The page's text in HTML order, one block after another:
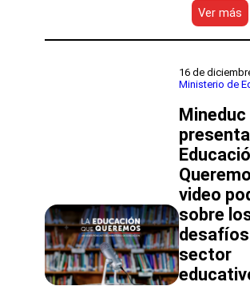
Ver más
La
16 de
Ministerio de
Mineduc
video
sobre
desafíos
sector